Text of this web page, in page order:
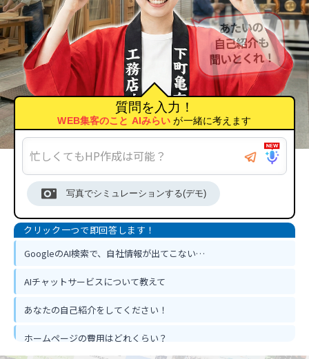
質問を入力！
WEB集客のこと AIみらい が一緒に考えます
写真でシミュレーションする(デモ)
GoogleのAI検索で、自社情報が出てこない…
AIチャットサービスについて教えて
あなたの自己紹介をしてください！
ホームページの費用はどれくらい？